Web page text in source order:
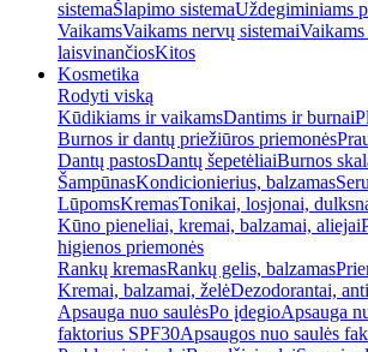
sistemaŠlapimo sistemaUždegiminiams
VaikamsVaikams nervų sistemai
laisvinančiosKitos
Kosmetika
Rodyti viską
Kūdikiams ir vaikamsDantims ir burnai
Burnos ir dantų priežiūros priemonės
Dantų pastosDantų šepetėliaiBurnos
ŠampūnasKondicionierius, balzamas
LūpomsKremasTonikai, losjonai,
Kūno pieneliai, kremai, balzamai, aliejai
higienos priemonės
Rankų kremasRankų gelis, balzamas
Kremai, balzamai, želėDezodorantai,
Apsauga nuo saulėsPo įdegioApsauga
faktorius SPF30Apsaugos nuo saulės